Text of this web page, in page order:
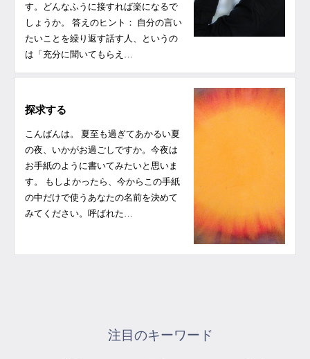
す。どんなふうに接すれば楽になるで
しょうか。 答えのヒント： 自分の言い
たいことを繰り返す話す人、というの
は「充分に聞いてもらえ…
探求する
こんばんは。 夏至も過ぎてあかるい夏
の夜、いかがお過ごしですか。今夜は
お手紙のように書いてみたいと思いま
す。 もしよかったら、今からこの手紙
の中だけで使うあなたの名前を決めて
みてください。呼ばれた…
注目のキーワード